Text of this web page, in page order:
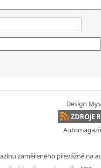
Design
ZDROJE
zaměřeného převážně na